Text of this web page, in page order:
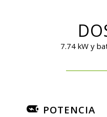
7.74 kW y
POTENCIA